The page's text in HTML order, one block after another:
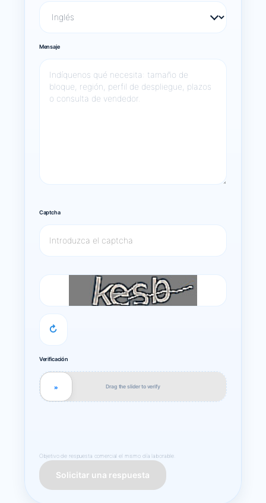
Mensaje
Captcha
↻
Verificación
Drag the slider to verify
»
Objetivo de respuesta comercial el mismo día laborable.
Solicitar una respuesta